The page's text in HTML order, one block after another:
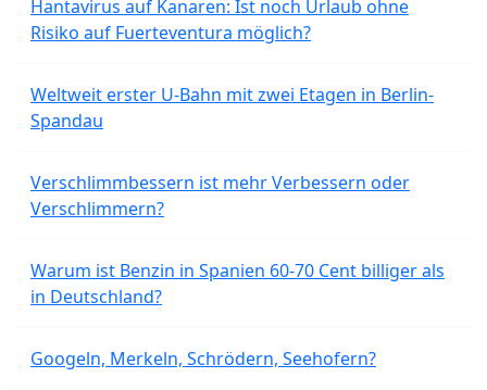
Hantavirus auf Kanaren: Ist noch Urlaub ohne
Risiko auf Fuerteventura möglich?
Weltweit erster U-Bahn mit zwei Etagen in Berlin-
Spandau
Verschlimmbessern ist mehr Verbessern oder
Verschlimmern?
Warum ist Benzin in Spanien 60-70 Cent billiger als
in Deutschland?
Googeln, Merkeln, Schrödern, Seehofern?